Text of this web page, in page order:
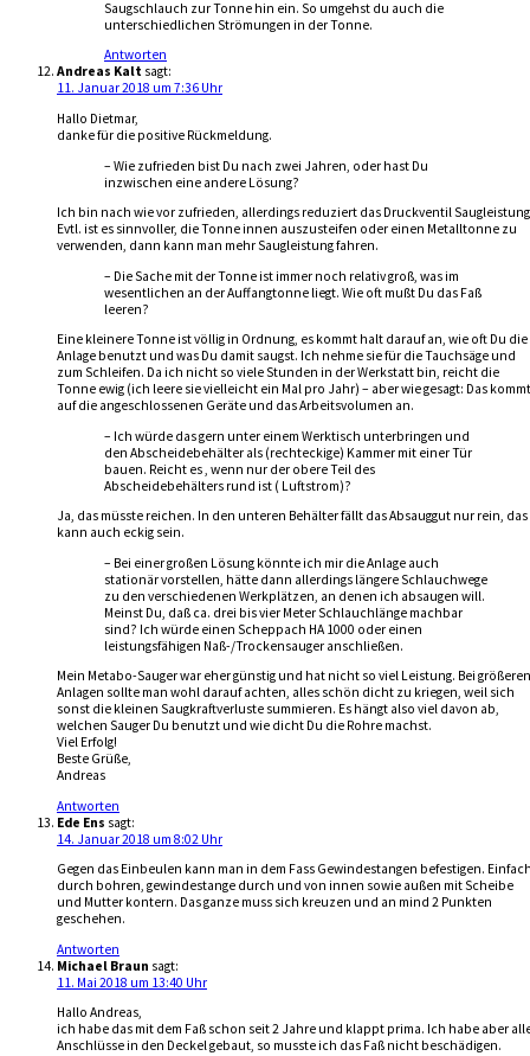
Saugschlauch zur Tonne hin ein. So umgehst du auch die
unterschiedlichen Strömungen in der Tonne.
Antworten
Andreas Kalt sagt:
11. Januar 2018 um 7:36 Uhr
Hallo Dietmar,
danke für die positive Rückmeldung.
– Wie zufrieden bist Du nach zwei Jahren, oder hast Du
inzwischen eine andere Lösung?
Ich bin nach wie vor zufrieden, allerdings reduziert das Druckventil
Evtl. ist es sinnvoller, die Tonne innen auszusteifen oder einen Metalltonne zu
verwenden, dann kann man mehr Saugleistung fahren.
– Die Sache mit der Tonne ist immer noch relativ groß, was im
wesentlichen an der Auffangtonne liegt. Wie oft mußt Du das Faß
leeren?
Eine kleinere Tonne ist völlig in Ordnung, es kommt halt darauf an, wie oft Du die
Anlage benutzt und was Du damit saugst. Ich nehme sie für die Tauchsäge und
zum Schleifen. Da ich nicht so viele Stunden in der Werkstatt bin, reicht die
Tonne ewig (ich leere sie vielleicht ein Mal pro Jahr) – aber wie gesagt: Das kommt
auf die angeschlossenen Geräte und das Arbeitsvolumen an.
– Ich würde das gern unter einem Werktisch unterbringen und
den Abscheidebehälter als (rechteckige) Kammer mit einer Tür
bauen. Reicht es , wenn nur der obere Teil des
Abscheidebehälters rund ist ( Luftstrom)?
Ja, das müsste reichen. In den unteren Behälter fällt das Absauggut nur rein, das
kann auch eckig sein.
– Bei einer großen Lösung könnte ich mir die Anlage auch
stationär vorstellen, hätte dann allerdings längere Schlauchwege
zu den verschiedenen Werkplätzen, an denen ich absaugen will.
Meinst Du, daß ca. drei bis vier Meter Schlauchlänge machbar
sind? Ich würde einen Scheppach HA 1000 oder einen
leistungsfähigen Naß-/Trockensauger anschließen.
Mein Metabo-Sauger war eher günstig und hat nicht so viel Leistung. Bei größeren
Anlagen sollte man wohl darauf achten, alles schön dicht zu kriegen, weil sich
sonst die kleinen Saugkraftverluste summieren. Es hängt also viel davon ab,
welchen Sauger Du benutzt und wie dicht Du die Rohre machst.
Viel Erfolg!
Beste Grüße,
Andreas
Antworten
Ede Ens sagt:
14. Januar 2018 um 8:02 Uhr
Gegen das Einbeulen kann man in dem Fass Gewindestangen befestigen.
durch bohren, gewindestange durch und von innen sowie außen mit Scheibe
und Mutter kontern. Das ganze muss sich kreuzen und an mind 2 Punkten
geschehen.
Antworten
Michael Braun sagt:
11. Mai 2018 um 13:40 Uhr
Hallo Andreas,
ich habe das mit dem Faß schon seit 2 Jahre und klappt prima. Ich habe aber
Anschlüsse in den Deckel gebaut, so musste ich das Faß nicht beschädigen.